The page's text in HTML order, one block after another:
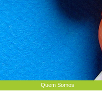
Quem Somos